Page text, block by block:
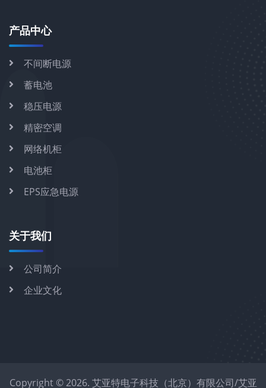
产品中心
不间断电源
蓄电池
稳压电源
精密空调
网络机柜
电池柜
EPS应急电源
关于我们
公司简介
企业文化
Copyright © 2026. 艾亚特电子科技（北京）有限公司/艾亚